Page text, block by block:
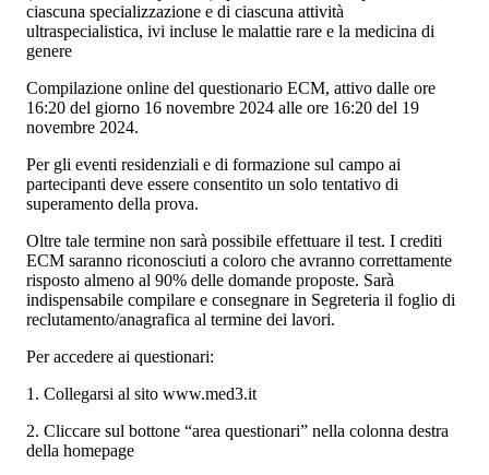
ciascuna specializzazione e di ciascuna attività
ultraspecialistica, ivi incluse le malattie rare e la medicina di
genere
Compilazione online del questionario ECM, attivo dalle ore
16:20 del giorno 16 novembre 2024 alle ore 16:20 del 19
novembre 2024.
Per gli eventi residenziali e di formazione sul campo ai
partecipanti deve essere consentito un solo tentativo di
superamento della prova.
Oltre tale termine non sarà possibile effettuare il test. I crediti
ECM saranno riconosciuti a coloro che avranno correttamente
risposto almeno al 90% delle domande proposte. Sarà
indispensabile compilare e consegnare in Segreteria il foglio di
reclutamento/anagrafica al termine dei lavori.
Per accedere ai questionari:
1. Collegarsi al sito www.med3.it
2. Cliccare sul bottone “area questionari” nella colonna destra
della homepage